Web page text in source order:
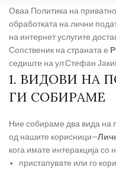
Оваа Политика на
обработката на лични
на интернет услугите
Сопственик на страната е
седиште на ул.Стефан
1. ВИДОВИ НА
ГИ СОБИРАМЕ
Ние собираме два вида на
од нашите корисници—
кога имате интеракција со
пристапувате или го